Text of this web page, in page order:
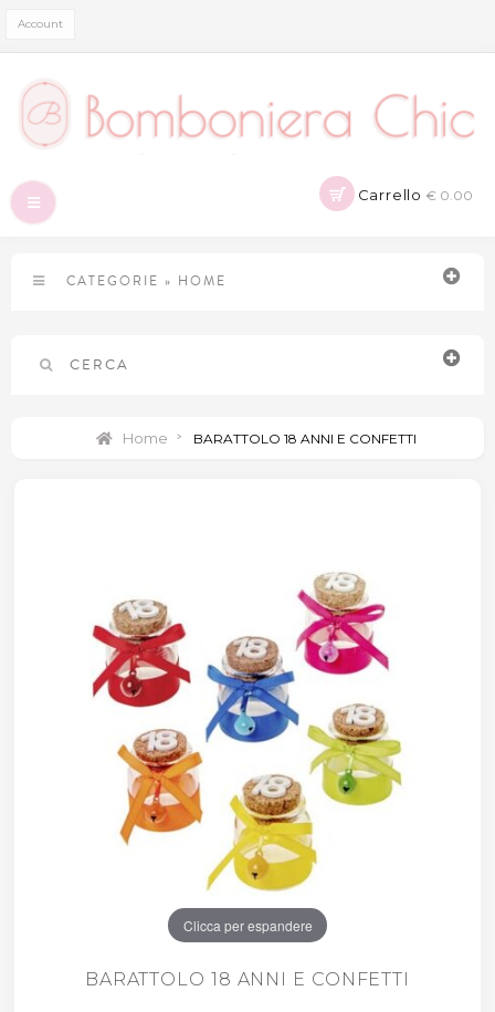
Account
Carrello € 0.00
Navigazione
Toggle
CATEGORIE » HOME
CERCA
Home > BARATTOLO 18 ANNI E CONFETTI
Clicca per espandere
BARATTOLO 18 ANNI E CONFETTI